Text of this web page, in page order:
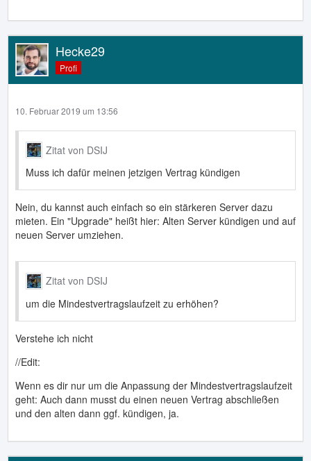
Hecke29
Profi
10. Februar 2019 um 13:56
Zitat von DSIJ
Muss ich dafür meinen jetzigen Vertrag kündigen
Nein, du kannst auch einfach so ein stärkeren Server dazu
mieten. Ein "Upgrade" heißt hier: Alten Server kündigen und auf
neuen Server umziehen.
Zitat von DSIJ
um die Mindestvertragslaufzeit zu erhöhen?
Verstehe ich nicht
//Edit:
Wenn es dir nur um die Anpassung der Mindestvertragslaufzeit
geht: Auch dann musst du einen neuen Vertrag abschließen
und den alten dann ggf. kündigen, ja.